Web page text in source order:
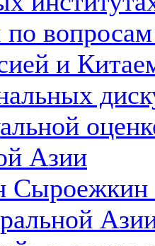
по
и
Азии
Сыроежкин